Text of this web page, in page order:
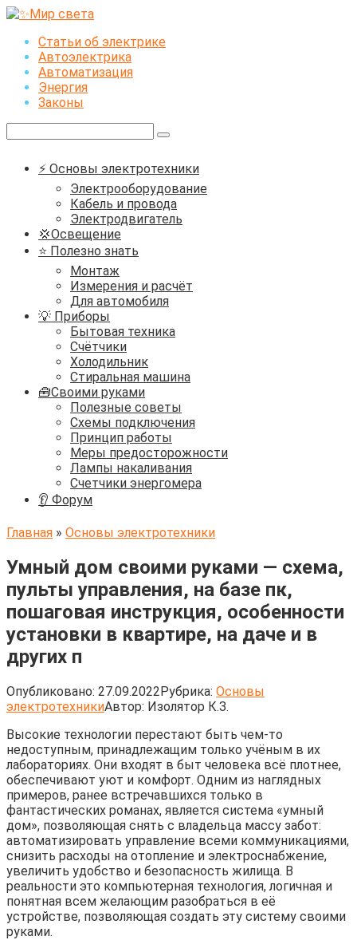
Перейти
контентуСтатьи об электрике
Автоэлектрика
Автоматизация
Энергия
Законы
⚡ Основы электротехники
Электрооборудование
Кабель и провода
Электродвигатель
💢Освещение
⭐ Полезно знать
Монтаж
Измерения и расчёт
Для автомобиля
💡 Приборы
Бытовая техника
Счётчики
Холодильник
Стиральная машина
🧰Своими руками
Полезные советы
Схемы подключения
Принцип работы
Меры предосторожности
Лампы накаливания
Счетчики энергомера
👂 Форум
Главная » Основы электротехники
Умный дом своими руками — схема,
пульты управления, на базе пк,
пошаговая инструкция, особенности
установки в квартире, на даче и в
других п
Опубликовано: 27.09.2022Рубрика: Основы
электротехникиАвтор: Изолятор К.З.
Высокие технологии перестают быть чем-то
недоступным, принадлежащим только учёным в их
лабораториях. Они входят в быт человека всё плотнее,
обеспечивают уют и комфорт. Одним из наглядных
примеров, ранее встречавшихся только в
фантастических романах, является система «умный
дом», позволяющая снять с владельца массу забот:
автоматизировать управление всеми коммуникациями,
снизить расходы на отопление и электроснабжение,
увеличить удобство и безопасность жилища. В
реальности это компьютерная технология, логичная и
понятная всем желающим разобраться в её
устройстве, позволяющая создать эту систему своими
руками.